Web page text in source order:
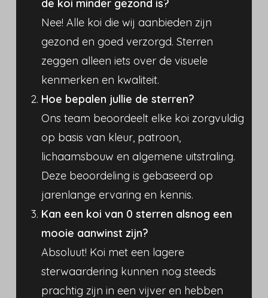
de koi minder gezond is?
Nee! Alle koi die wij aanbieden zijn
gezond en goed verzorgd. Sterren
zeggen alleen iets over de visuele
kenmerken en kwaliteit.
Hoe bepalen jullie de sterren?
Ons team beoordeelt elke koi zorgvuldig
op basis van kleur, patroon,
lichaamsbouw en algemene uitstraling.
Deze beoordeling is gebaseerd op
jarenlange ervaring en kennis.
Kan een koi van 0 sterren alsnog een
mooie aanwinst zijn?
Absoluut! Koi met een lagere
sterwaardering kunnen nog steeds
prachtig zijn in een vijver en hebben